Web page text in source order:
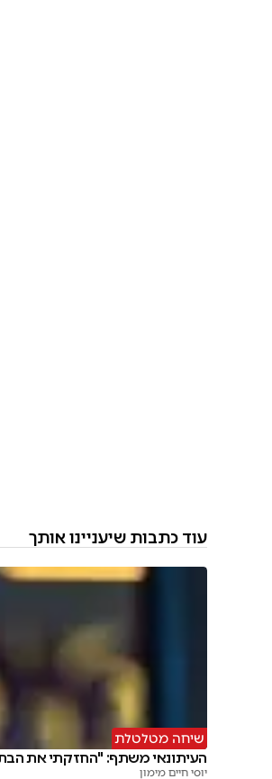
עוד כתבות שיעניינו אותך
שיחה מטלטלת
העיתונאי משתף: "החזקתי את
יוסי חיים מימון